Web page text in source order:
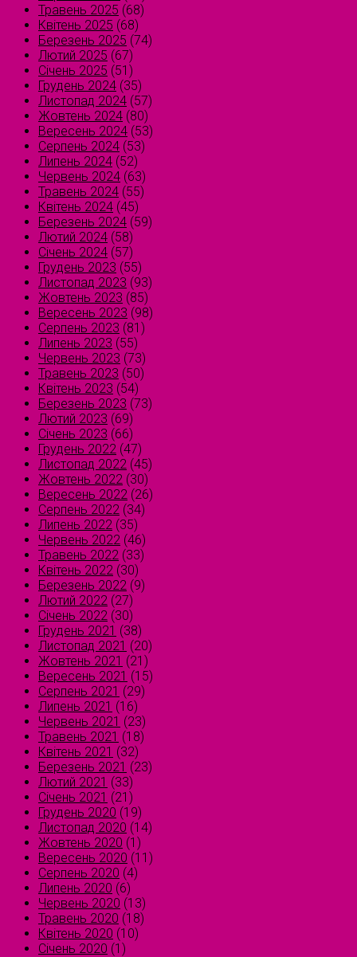
Травень 2025 (68)
Квітень 2025 (68)
Березень 2025 (74)
Лютий 2025 (67)
Січень 2025 (51)
Грудень 2024 (35)
Листопад 2024 (57)
Жовтень 2024 (80)
Вересень 2024 (53)
Серпень 2024 (53)
Липень 2024 (52)
Червень 2024 (63)
Травень 2024 (55)
Квітень 2024 (45)
Березень 2024 (59)
Лютий 2024 (58)
Січень 2024 (57)
Грудень 2023 (55)
Листопад 2023 (93)
Жовтень 2023 (85)
Вересень 2023 (98)
Серпень 2023 (81)
Липень 2023 (55)
Червень 2023 (73)
Травень 2023 (50)
Квітень 2023 (54)
Березень 2023 (73)
Лютий 2023 (69)
Січень 2023 (66)
Грудень 2022 (47)
Листопад 2022 (45)
Жовтень 2022 (30)
Вересень 2022 (26)
Серпень 2022 (34)
Липень 2022 (35)
Червень 2022 (46)
Травень 2022 (33)
Квітень 2022 (30)
Березень 2022 (9)
Лютий 2022 (27)
Січень 2022 (30)
Грудень 2021 (38)
Листопад 2021 (20)
Жовтень 2021 (21)
Вересень 2021 (15)
Серпень 2021 (29)
Липень 2021 (16)
Червень 2021 (23)
Травень 2021 (18)
Квітень 2021 (32)
Березень 2021 (23)
Лютий 2021 (33)
Січень 2021 (21)
Грудень 2020 (19)
Листопад 2020 (14)
Жовтень 2020 (1)
Вересень 2020 (11)
Серпень 2020 (4)
Липень 2020 (6)
Червень 2020 (13)
Травень 2020 (18)
Квітень 2020 (10)
Січень 2020 (1)